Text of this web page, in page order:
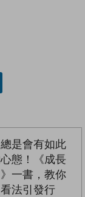
是會有如此
態！《成長
一書，教你
法引發行